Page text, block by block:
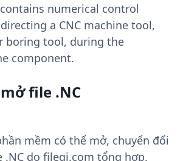
numerical control
a CNC machine tool,
boring tool, during the
component.
file .NC
mềm có thể mở, chuyển đổi
.NC do filegi.com tổng hợp.